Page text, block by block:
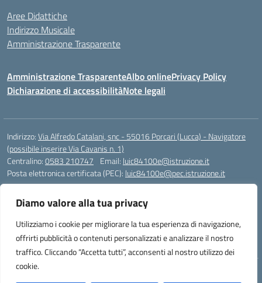
Diamo valore alla tua privacy
Utilizziamo i cookie per migliorare la tua esperienza di navigazione,
offrirti pubblicità o contenuti personalizzati e analizzare il nostro
traffico. Cliccando “Accetta tutti”, acconsenti al nostro utilizzo dei
cookie.
Aree Didattiche
Indirizzo Musicale
Amministrazione Trasparente
Amministrazione TrasparenteAlbo onlinePrivacy Policy
Dichiarazione di accessibilitàNote legali
Indirizzo:Via Alfredo Catalani, snc - 55016 Porcari (Lucca) - Navigatore
(possibile inserire Via Cavanis n. 1)
Centralino:0583 210747 Email: luic84100e@istruzione.it
Posta elettronica certificata (PEC): luic84100e@pec.istruzione.it
Codice meccanografico:luic84100e
Codice Indice delle Pubbliche Amministrazioni (IPA): istsc_luic84100e
Codice unico di fatturazione (CUF): UFTX66